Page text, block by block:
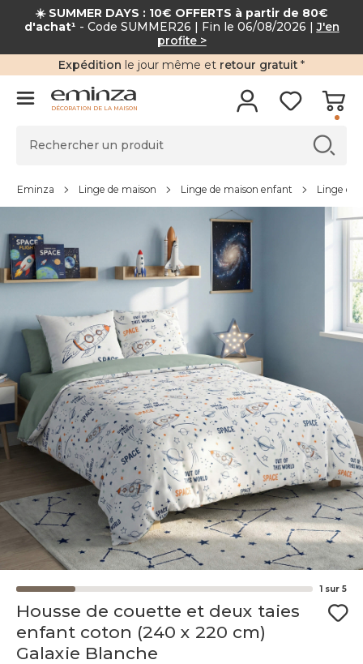
☀️ SUMMER DAYS : 10€ OFFERTS à partir de 80€
d'achat¹ - Code SUMMER26 | Fin le 06/08/2026 |J'en
profite >
Expédition le jour même et retour gratuit *
DÉCORATION DE LA MAISON
Eminza Linge de maison Linge de maison enfant Linge de
1 sur 5
Housse de couette et deux taies
enfant coton (240 x 220 cm)
Galaxie Blanche